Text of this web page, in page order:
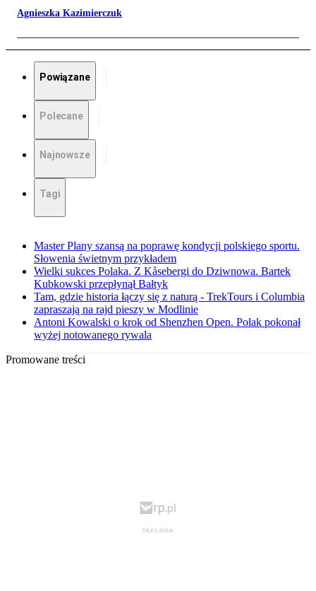
Agnieszka Kazimierczuk
Powiązane
Polecane
Najnowsze
Tagi
Master Plany szansą na poprawę kondycji polskiego sportu.
Słowenia świetnym przykładem
Wielki sukces Polaka. Z Kåsebergi do Dziwnowa. Bartek
Kubkowski przepłynął Bałtyk
Tam, gdzie historia łączy się z naturą - TrekTours i Columbia
zapraszają na rajd pieszy w Modlinie
Antoni Kowalski o krok od Shenzhen Open. Polak pokonał
wyżej notowanego rywala
Promowane treści